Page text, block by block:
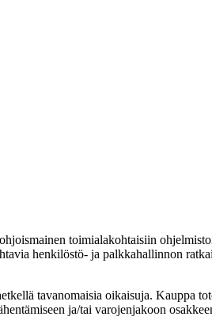
toimialakohtaisiin
henkilöstö- ja palkkahallinnon
tavanomaisia oikaisuja. Kauppa
ja/tai varojenjakoon